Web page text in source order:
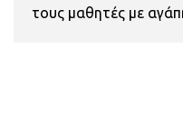
τους μαθητές με